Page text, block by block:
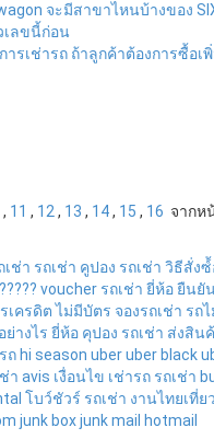
จะมีสาขาไหนบ้างของ
เลขนี้ก่อน
รเช่ารถ ถ้าลูกค้าต้องการซื้อเ
, 11 , 12 , 13 , 14, 15 , 16 จากห
เช่า รถเช่า คูปอง รถเช่า วิธีสั่งซ์้
voucher รถเช่า ยี่ห้อ ยืนยั
เครดิต ไม่มีบัตร จองรถเช่า รถ
ย่างไร ยี่ห้อ คุปอง รถเช่า ส่งสิน
ถ hi season uber uber black
า avis เงื่อนไข เช่ารถ รถเช่า
โบว์ชัวร์ รถเช่า งานไทยเที่ย
junk box junk mail hotmail